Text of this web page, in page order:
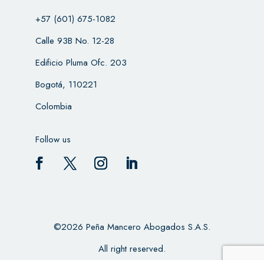
+57 (601) 675-1082
Calle 93B No. 12-28
Edificio Pluma Ofc. 203
Bogotá, 110221
Colombia
Follow us
©2026 Peña Mancero Abogados S.A.S.
All right reserved.